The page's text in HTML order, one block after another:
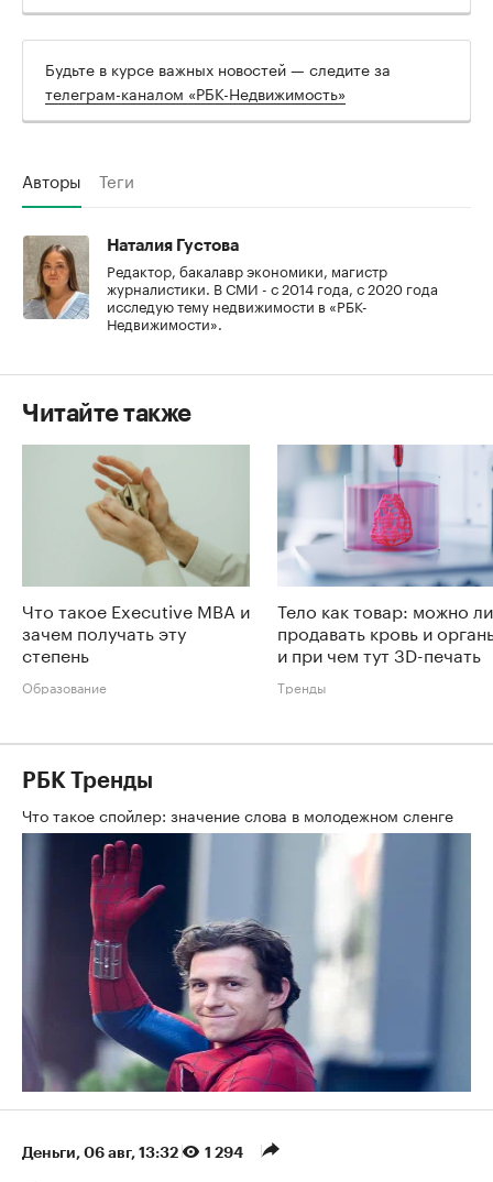
Будьте в курсе важных новостей — следите за
телеграм-каналом «РБК-Недвижимость»
Авторы Теги
Наталия Густова
Редактор, бакалавр экономики, магистр
журналистики. В СМИ - с 2014 года, с 2020 года
исследую тему недвижимости в «РБК-
Недвижимости».
Читайте также
Что такое Executive MBA и
зачем получать эту
степень
Образование
Тело как товар: можно ли
продавать кровь и
и при чем тут 3D-печать
Тренды
РБК Тренды
Что такое спойлер: значение слова в молодежном сленге
Деньги 06 авг, 13:32 1 294